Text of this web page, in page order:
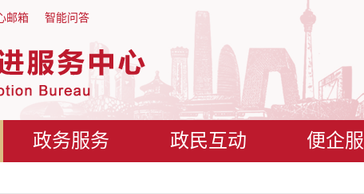
邮箱 智能问答
政务服务 政民互动 便企